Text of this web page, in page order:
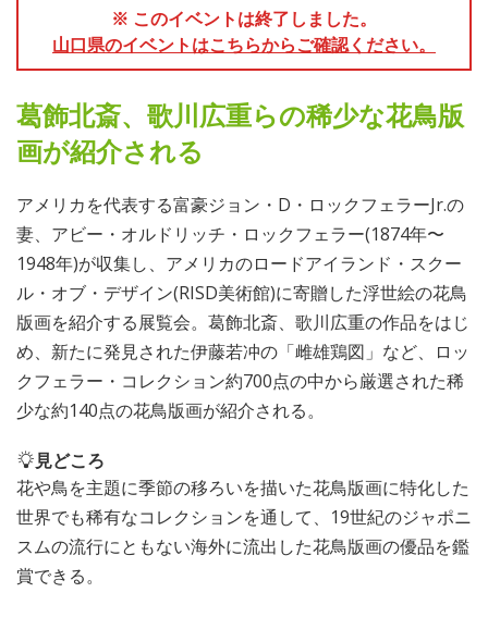
※ このイベントは終了しました。
山口県のイベントはこちらからご確認ください。
葛飾北斎、歌川広重らの稀少な花鳥版
画が紹介される
アメリカを代表する富豪ジョン・D・ロックフェラーJr.の
妻、アビー・オルドリッチ・ロックフェラー(1874年〜
1948年)が収集し、アメリカのロードアイランド・スクー
ル・オブ・デザイン(RISD美術館)に寄贈した浮世絵の花鳥
版画を紹介する展覧会。葛飾北斎、歌川広重の作品をはじ
め、新たに発見された伊藤若冲の「雌雄鶏図」など、ロッ
クフェラー・コレクション約700点の中から厳選された稀
少な約140点の花鳥版画が紹介される。
見どころ
花や鳥を主題に季節の移ろいを描いた花鳥版画に特化した
世界でも稀有なコレクションを通して、19世紀のジャポニ
スムの流行にともない海外に流出した花鳥版画の優品を鑑
賞できる。